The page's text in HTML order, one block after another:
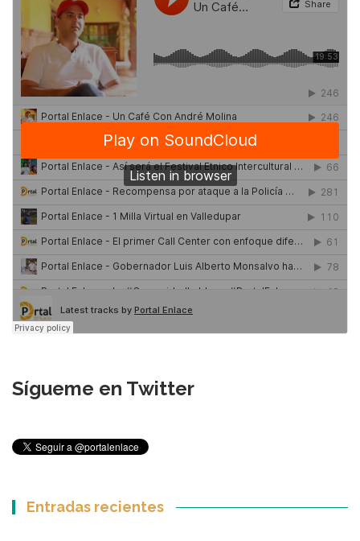
Sígueme en Twitter
Entradas recientes